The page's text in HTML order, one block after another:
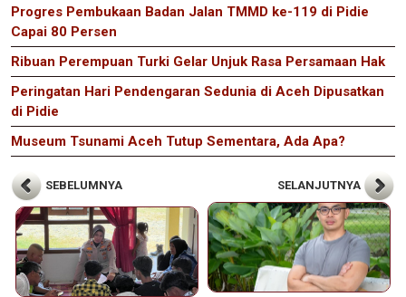
Progres Pembukaan Badan Jalan TMMD ke-119 di Pidie
Capai 80 Persen
Ribuan Perempuan Turki Gelar Unjuk Rasa Persamaan Hak
Peringatan Hari Pendengaran Sedunia di Aceh Dipusatkan
di Pidie
Museum Tsunami Aceh Tutup Sementara, Ada Apa?
SEBELUMNYA SELANJUTNYA